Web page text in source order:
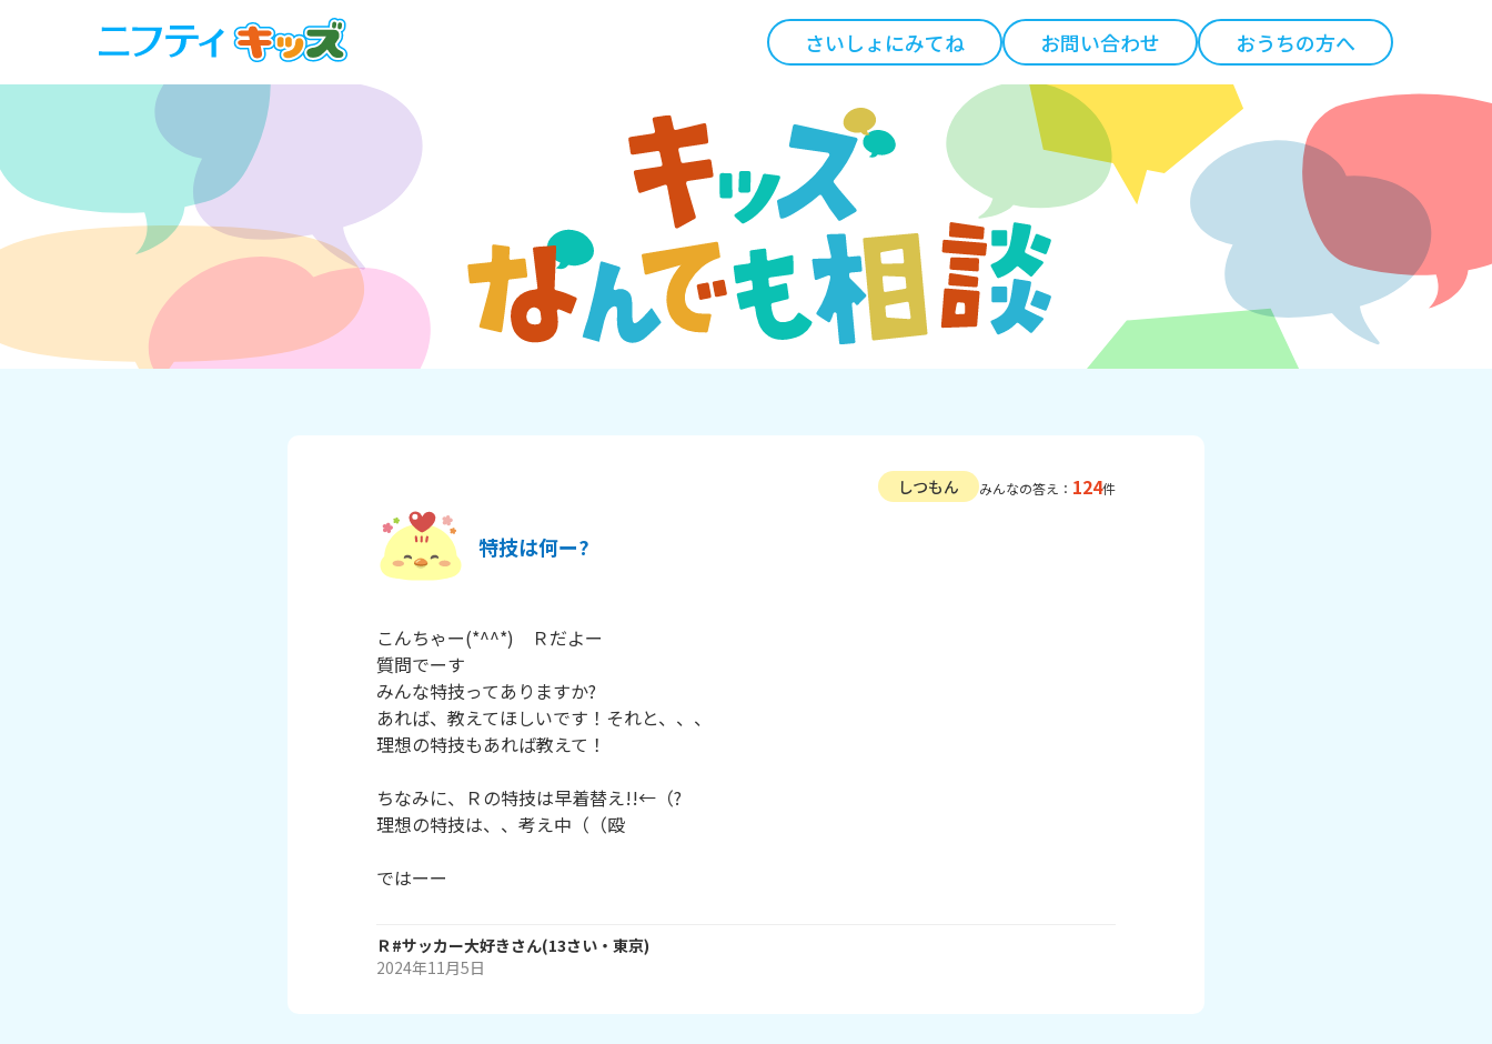
さいしょにみてね お問い合わせ おうちの方へ
しつもん みんなの答え： 124件
特技は何ー?
こんちゃー(*^^*)　Ｒだよー
質問でーす
みんな特技ってありますか?
あれば、教えてほしいです！それと、、、
理想の特技もあれば教えて！
ちなみに、Ｒの特技は早着替え!!←（?
理想の特技は、、考え中（（殴
Ｒ#サッカー大好きさん(13さい・ 東京)
2024年11月5日